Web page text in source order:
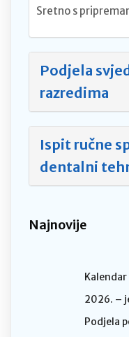
Sretno s
Podjela
razredima
Ispit ručne
dentalni
Najnovije
2026. –
Podjela